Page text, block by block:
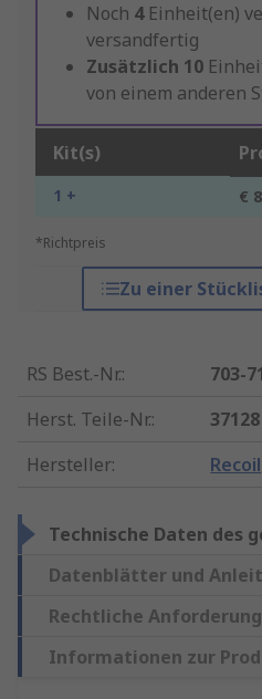
Noch 4 Einheit(en)
versandfertig
Zusätzlich 10
von einem anderen
Kit(s)
1 + €
*Richtpreis
Zu einer
RS Best.-Nr.:
703-
Herst. Teile-Nr.:
37128
Hersteller: Recoil
Technische Daten des
Datenblätter und
Rechtliche
Informationen zur